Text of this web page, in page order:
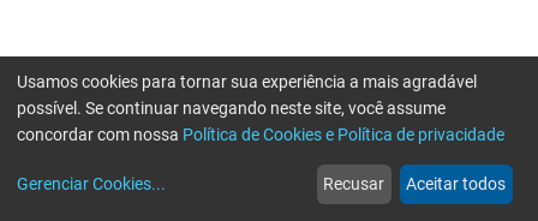
web
Notícias
more_horiz
Mais
Usamos cookies para tornar sua experiência a mais agradável
possível. Se continuar navegando neste site, você assume
concordar com nossa Política de Cookies e Política de privacidade
Gerenciar Cookies... Recusar Aceitar todos